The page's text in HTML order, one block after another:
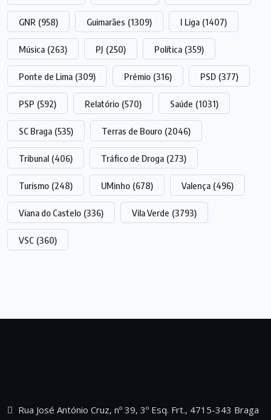
GNR (958) Guimarães (1309) I Liga (1407)
Música (263) PJ (250) Política (359)
Ponte de Lima (309) Prémio (316) PSD (377)
PSP (592) Relatório (570) Saúde (1031)
SC Braga (535) Terras de Bouro (2046)
Tribunal (406) Tráfico de Droga (273)
Turismo (248) UMinho (678) Valença (496)
Viana do Castelo (336) Vila Verde (3793)
VSC (360)
Rua José António Cruz, nº 39, 3º Esq. Frt., 4715-343 Braga